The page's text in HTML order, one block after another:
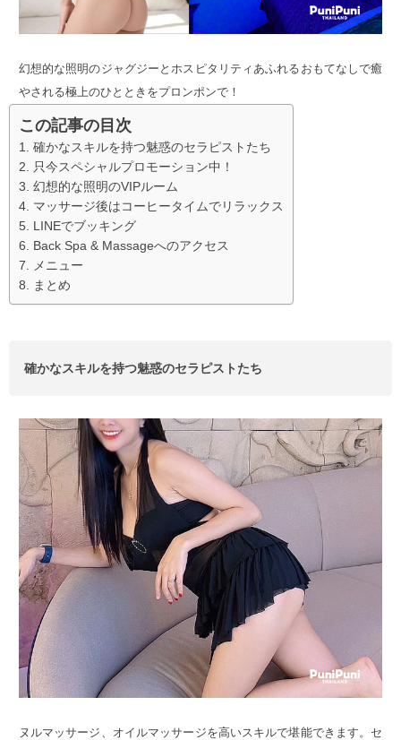
幻想的な照明のジャグジーとホスピタリティあふれるおもてなしで癒
やされる極上のひとときをプロンポンで！
この記事の目次
確かなスキルを持つ魅惑のセラピストたち
只今スペシャルプロモーション中！
幻想的な照明のVIPルーム
マッサージ後はコーヒータイムでリラックス
LINEでブッキング
Back Spa & Massageへのアクセス
メニュー
まとめ
確かなスキルを持つ魅惑のセラピストたち
ヌルマッサージ、オイルマッサージを高いスキルで堪能できます。セ